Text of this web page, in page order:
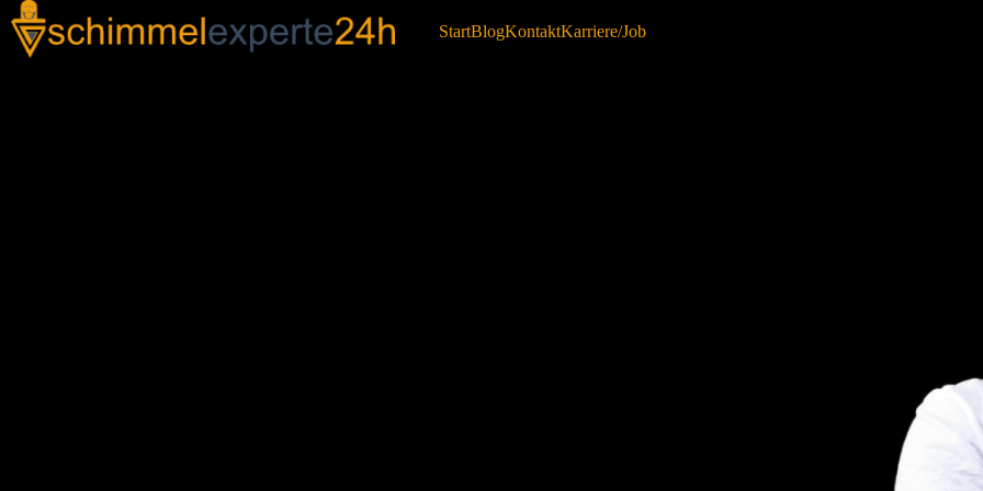
StartBlogKontaktKarriere/Job